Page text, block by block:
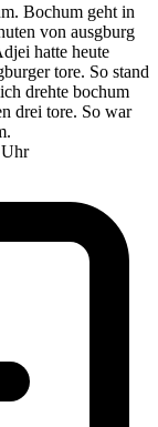
Bochum geht in
von ausgburg
hatte heute
tore. So stand
drehte bochum
drei tore. So war